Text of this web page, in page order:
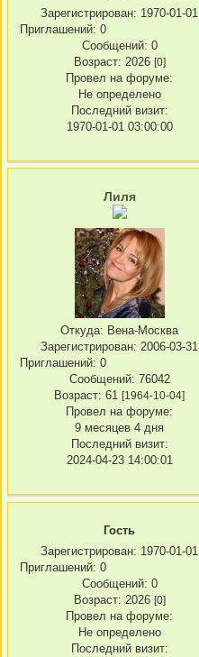
Зарегистрирован: 1970-01-01
Приглашений: 0
Сообщений: 0
Возраст: 2026 [0]
Провел на форуме:
Не определено
Последний визит:
1970-01-01 03:00:00
Лиля
Откуда: Вена-Москва
Зарегистрирован: 2006-03-31
Приглашений: 0
Сообщений: 76042
Возраст: 61 [1964-10-04]
Провел на форуме:
9 месяцев 4 дня
Последний визит:
2024-04-23 14:00:01
Гость
Зарегистрирован: 1970-01-01
Приглашений: 0
Сообщений: 0
Возраст: 2026 [0]
Провел на форуме:
Не определено
Последний визит: